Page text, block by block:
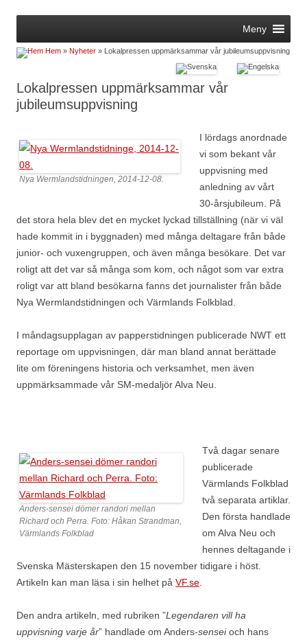
Meny
Hem » Nyheter » Lokalpressen uppmärksammar vår jubileumsuppvisning
Lokalpressen uppmärksammar vår
jubileumsuppvisning
Nya Wermlandstidningen, 2014-12-08.
I lördags anordnade
vi som bekant vår
uppvisning med
anledning av vårt
30-årsjubileum. På
det stora hela blev det en mycket lyckad tillställning (när vi väl
hade kommit in i byggnaden) med många deltagare från både
junior- och vuxengruppen, och även många besökare. Det var
roligt att det var så många som kom, och något som var extra
roligt var att bland besökarna fanns det journalister från både
Nya Wermlandstidningen och Värmlands Folkblad.
I måndagsupplagan av papperstidningen publicerade NWT ett
reportage om uppvisningen, där man bland annat berättade
lite om föreningens historia och verksamhet, men även
uppmärksammade vår SM-medaljör Alva Neu.
Anders-sensei dömer randori mellan
Richard och Perra. Foto: Håkan Strandman,
Värmlands Folkblad
Två dagar senare
publicerade
Värmlands Folkblad
två separata artiklar.
Den första handlade
om Alva Neu och
hennes deltagande i
Svenska Mästerskapen den 15 november tidigare i höst.
Artikeln kan man läsa i sin helhet på VF.se
Den andra artikeln, med rubriken ”Legendaren vill ha
uppvisning varje år” handlade om Anders-senseioch hans